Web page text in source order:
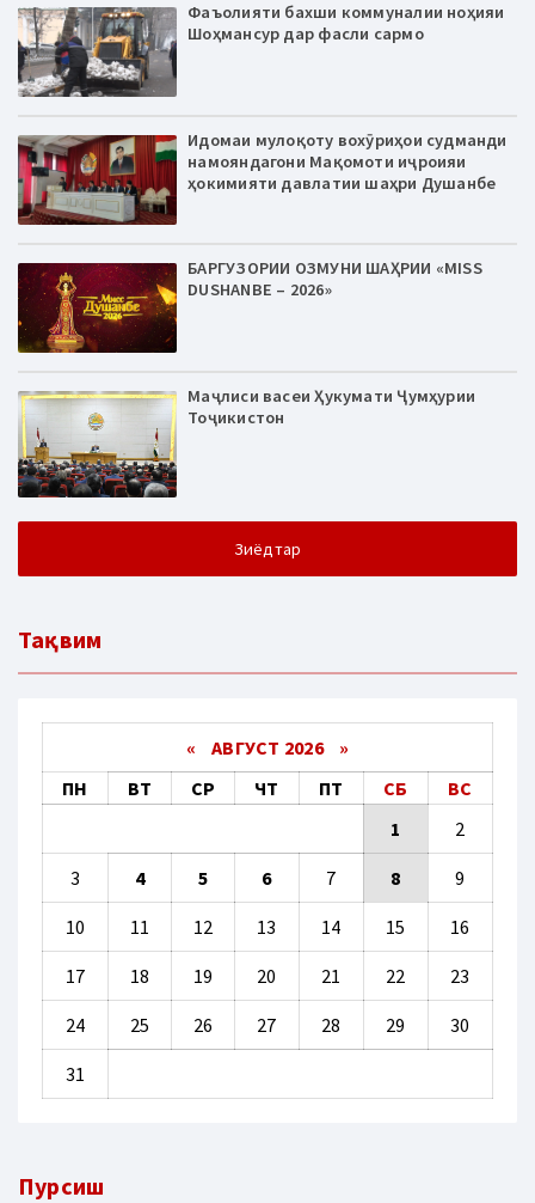
Фаъолияти бахши коммуналии ноҳияи
Шоҳмансур дар фасли сармо
Идомаи мулоқоту вохӯриҳои судманди
намояндагони Мақомоти иҷроияи
ҳокимияти давлатии шаҳри Душанбе
БАРГУЗОРИИ ОЗМУНИ ШАҲРИИ «MISS
DUSHANBE – 2026»
Маҷлиси васеи Ҳукумати Ҷумҳурии
Тоҷикистон
Зиёдтар
Тақвим
« АВГУСТ 2026 »
ПН
ВТ СР ЧТ ПТ СБ
ВС
1
2
3 4 5 6 7 8 9
10 11 12 13 14 15 16
17 18 19 20 21 22 23
24 25 26 27 28 29 30
31
Пурсиш